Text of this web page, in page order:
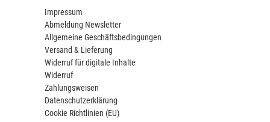
Impressum
Abmeldung Newsletter
Allgemeine Geschäftsbedingungen
Versand & Lieferung
Widerruf für digitale Inhalte
Widerruf
Zahlungsweisen
Datenschutzerklärung
Cookie Richtlinien (EU)